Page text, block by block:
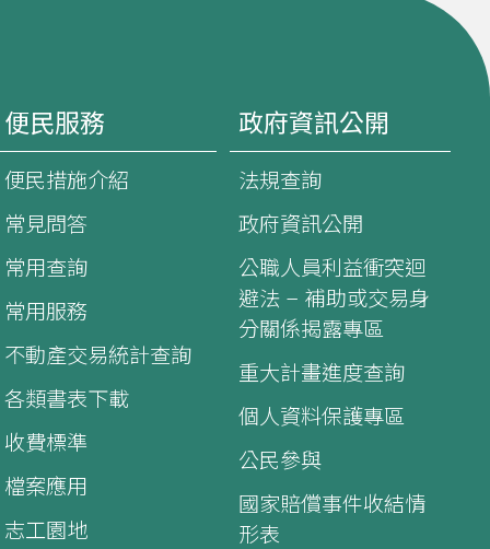
便民服務
便民措施介紹
常見問答
常用查詢
常用服務
不動產交易統計查詢
各類書表下載
收費標準
檔案應用
志工園地
政府資訊公開
法規查詢
政府資訊公開
公職人員利益衝突迴
避法 – 補助或交易身
分關係揭露專區
重大計畫進度查詢
個人資料保護專區
公民參與
國家賠償事件收結情
形表